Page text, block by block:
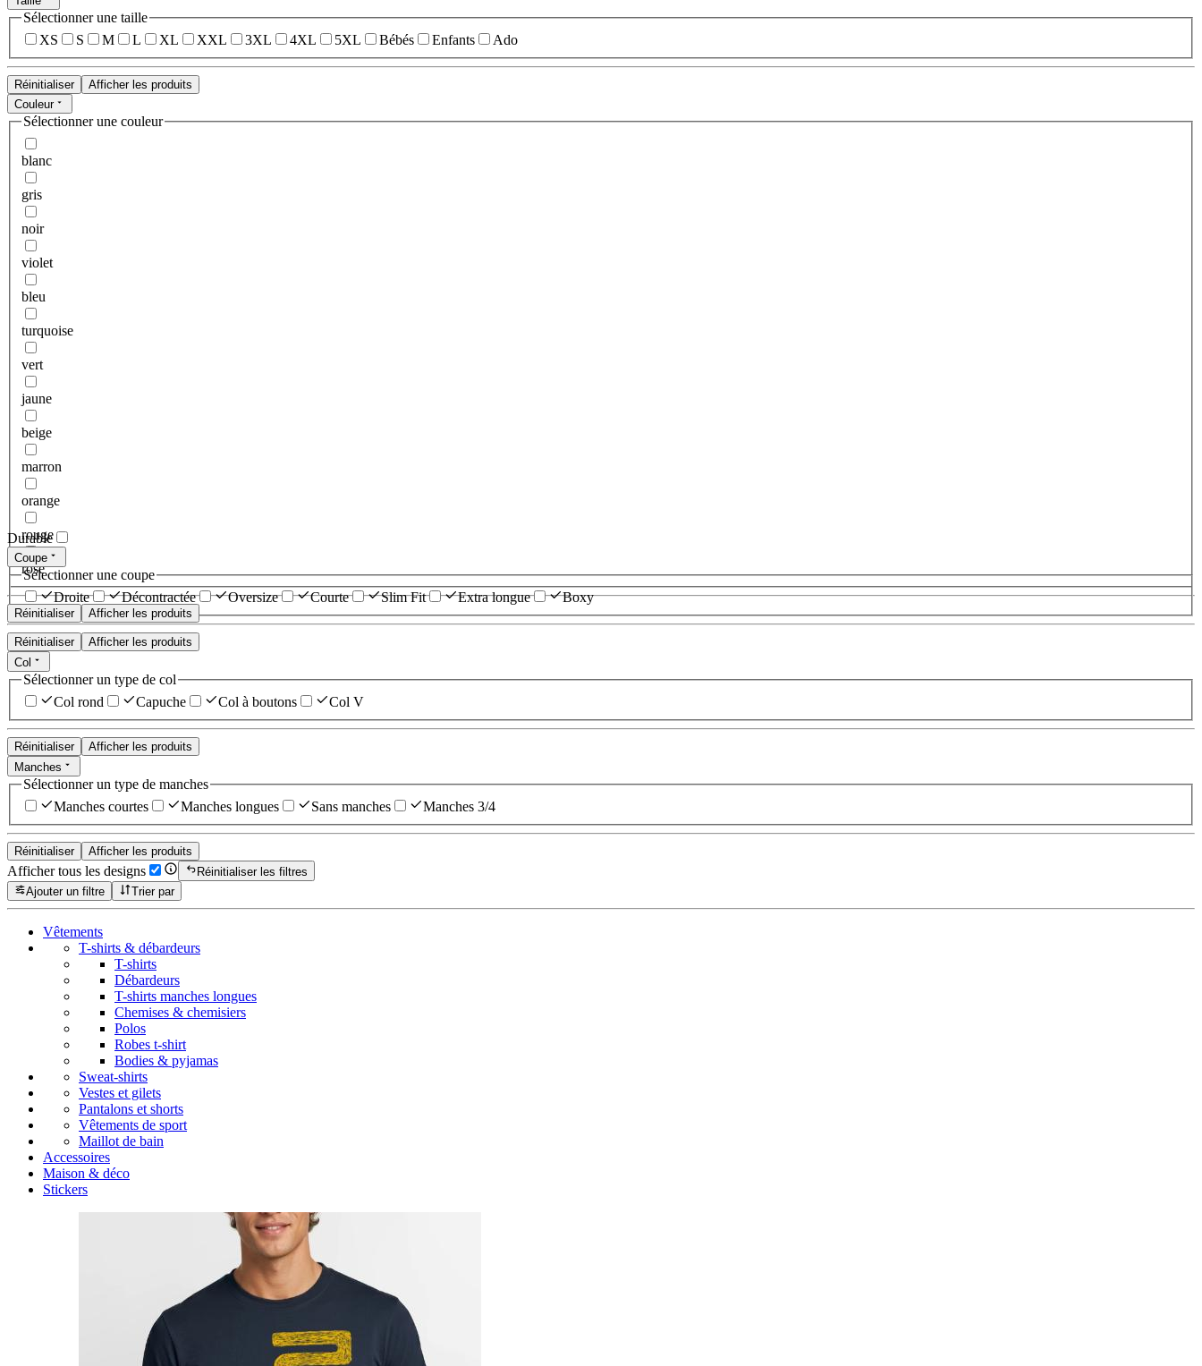
Sélectionner une taille
XS
S M L XL XXL 3XL 4XL 5XL Bébés Enfants Ado
Réinitialiser
Afficher les produits
Couleur
Sélectionner une couleur
blanc
gris
noir
violet
bleu
turquoise
vert
jaune
beige
marron
orange
rouge
rose
Réinitialiser Afficher les produits
Durable
Coupe
Sélectionner une coupe
Droite
Décontractée Oversize Courte Slim Fit Extra longue Boxy
Réinitialiser
Afficher les produits
Col
Sélectionner un type de col
Col rond
Capuche Col à boutons Col V
Réinitialiser
Afficher les produits
Manches
Sélectionner un type de manches
Manches courtes
Manches longues Sans manches Manches 3/4
Réinitialiser Afficher les produits
Afficher tous les designs
Réinitialiser les filtres
Ajouter un filtre
Trier par
Vêtements
T-shirts & débardeurs
T-shirts
Débardeurs
T-shirts manches longues
Chemises & chemisiers
Polos
Robes t-shirt
Bodies & pyjamas
Sweat-shirts
Vestes et gilets
Pantalons et shorts
Vêtements de sport
Maillot de bain
Accessoires
Maison & déco
Stickers